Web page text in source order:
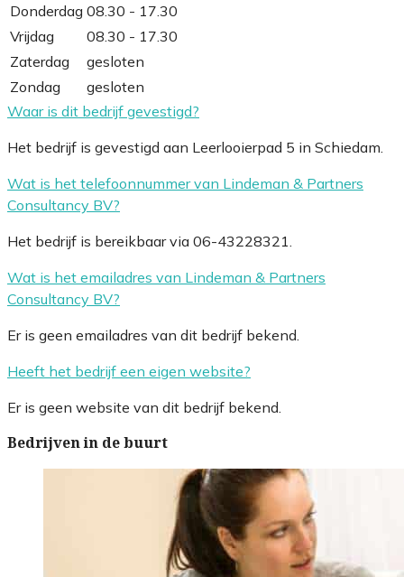
Donderdag 08.30 - 17.30
Vrijdag
08.30 - 17.30
Zaterdag
gesloten
Zondag
gesloten
Waar is dit bedrijf gevestigd?
Het bedrijf is gevestigd aan Leerlooierpad 5 in Schiedam.
Wat is het telefoonnummer van Lindeman & Partners
Consultancy BV?
Het bedrijf is bereikbaar via 06-43228321.
Wat is het emailadres van Lindeman & Partners
Consultancy BV?
Er is geen emailadres van dit bedrijf bekend.
Heeft het bedrijf een eigen website?
Er is geen website van dit bedrijf bekend.
Bedrijven in de buurt